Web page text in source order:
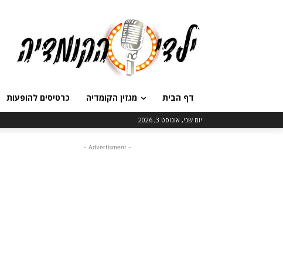
דף הבית מגזין הקומדיה כרטיסים להופעות
יום שני, אוגוסט 3, 2026
- Advertisment -